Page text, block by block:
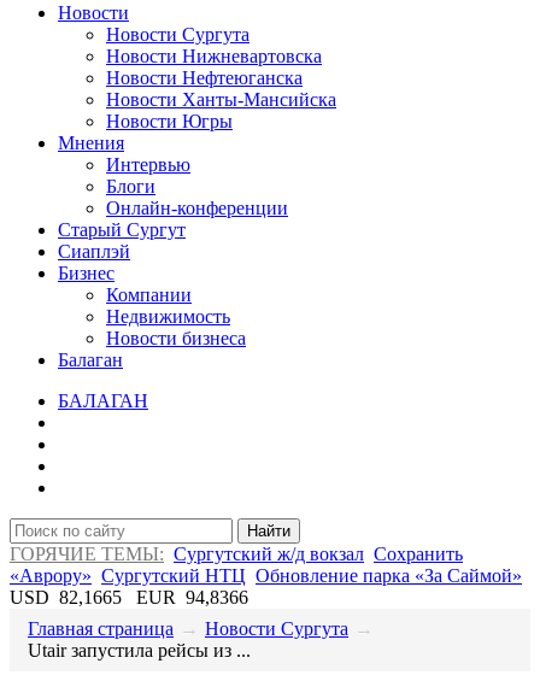
Новости
Новости Сургута
Новости Нижневартовска
Новости Нефтеюганска
Новости Ханты-Мансийска
Новости Югры
Мнения
Интервью
Блоги
Онлайн-конференции
Старый Сургут
Сиаплэй
Бизнес
Компании
Недвижимость
Новости бизнеса
Балаган
БАЛАГАН
Найти
ГОРЯЧИЕ ТЕМЫ: Сургутский ж/д вокзал Сохранить
«Аврору» Сургутский НТЦ Обновление парка «За Саймой»
USD 82,1665 EUR 94,8366
Главная страница → Новости Сургута →
​Utair запустила рейсы из ...